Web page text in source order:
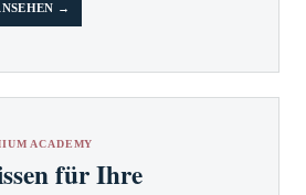
→
ACADEMY
für Ihre